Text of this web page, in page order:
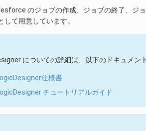
のジョブの作成、ジョブの終了、ジ
して用意しています。
についての詳細は、以下のドキュメン
仕様書
チュートリアルガイド